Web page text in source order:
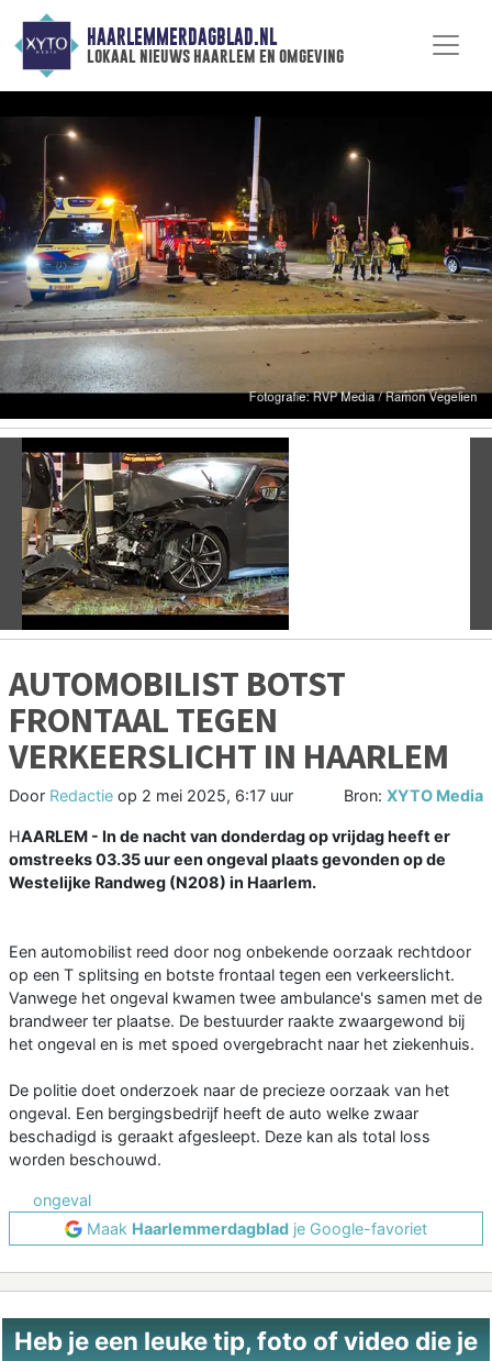
HAARLEMMERDAGBLAD.NL
lokaal nieuws haarlem en omgeving
Vorige
AUTOMOBILIST BOTST
FRONTAAL TEGEN
VERKEERSLICHT IN HAARLEM
Door Redactie op 2 mei 2025, 6:17 uur Bron: XYTO Media
HAARLEM - In de nacht van donderdag op vrijdag heeft er
omstreeks 03.35 uur een ongeval plaats gevonden op de
Westelijke Randweg (N208) in Haarlem.
Een automobilist reed door nog onbekende oorzaak rechtdoor
op een T splitsing en botste frontaal tegen een verkeerslicht.
Vanwege het ongeval kwamen twee ambulance's samen met de
brandweer ter plaatse. De bestuurder raakte zwaargewond bij
het ongeval en is met spoed overgebracht naar het ziekenhuis.
De politie doet onderzoek naar de precieze oorzaak van het
ongeval. Een bergingsbedrijf heeft de auto welke zwaar
beschadigd is geraakt afgesleept. Deze kan als total loss
worden beschouwd.
ongeval
Maak Haarlemmerdagblad je Google-favoriet
Heb je een leuke tip, foto of video die je